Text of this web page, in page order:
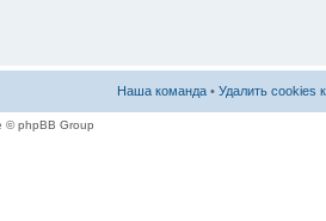
Наша команда • Удалить cookies
© phpBB Group